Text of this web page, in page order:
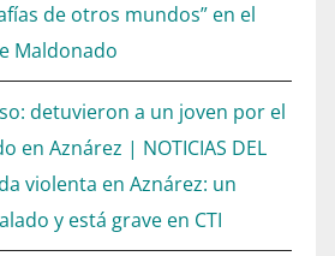
de otros mundos” en el
Maldonado
detuvieron a un joven por el
en Aznárez | NOTICIAS DEL
violenta en Aznárez: un
y está grave en CTI